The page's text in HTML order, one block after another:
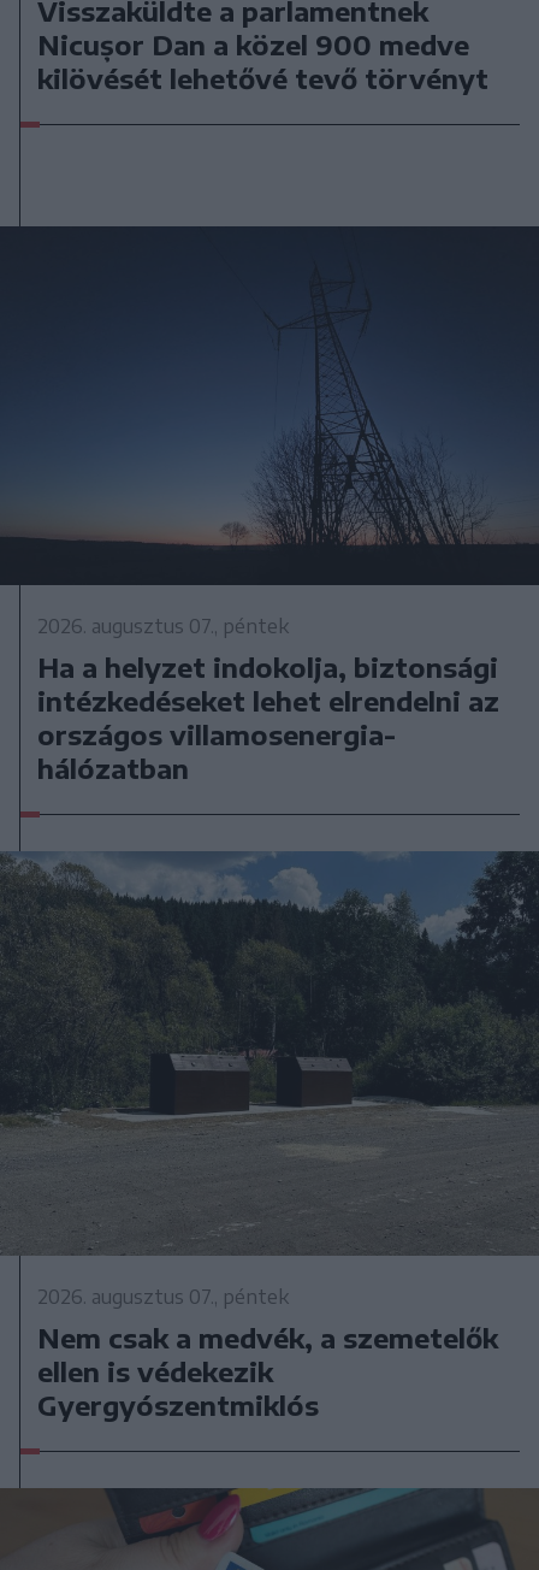
Visszaküldte a parlamentnek
Nicușor Dan a közel 900 medve
kilövését lehetővé tevő törvényt
2026. augusztus 07., péntek
Ha a helyzet indokolja, biztonsági
intézkedéseket lehet elrendelni az
országos villamosenergia-
hálózatban
2026. augusztus 07., péntek
Nem csak a medvék, a szemetelők
ellen is védekezik
Gyergyószentmiklós